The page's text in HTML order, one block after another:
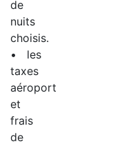
de
nuits
choisis.
• les
taxes
aéroport
et
frais
de